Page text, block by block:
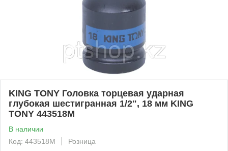
KING TONY Головка торцевая ударная
глубокая шестигранная 1/2", 18 мм KING
TONY 443518M
В наличии
Код: 443518M
Розница